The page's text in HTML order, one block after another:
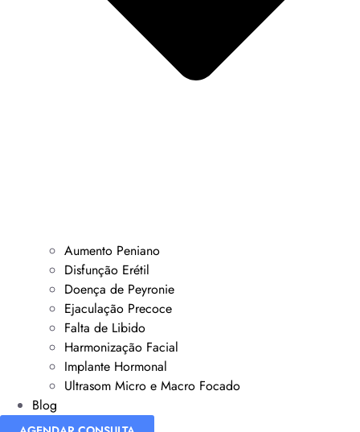
Aumento Peniano
Disfunção Erétil
Doença de Peyronie
Ejaculação Precoce
Falta de Libido
Harmonização Facial
Implante Hormonal
Ultrasom Micro e Macro Focado
Blog